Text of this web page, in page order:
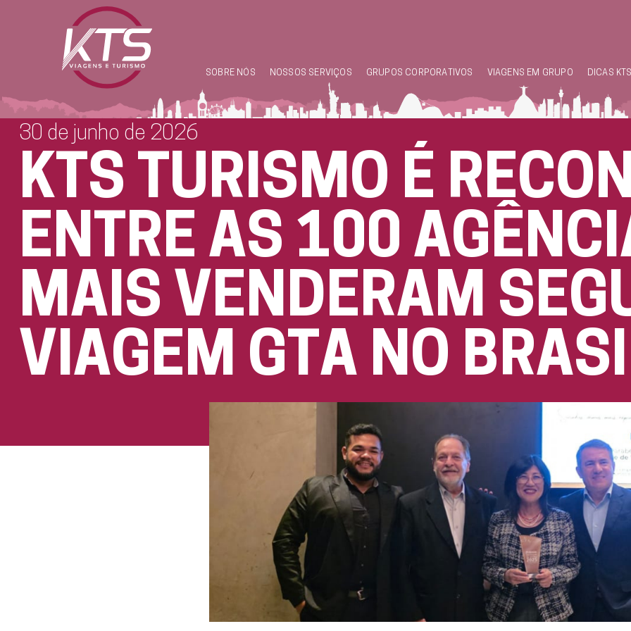
SOBRE NÓS NOSSOS SERVIÇOS GRUPOS CORPORATIVOS VIAGENS EM GRUPO DICAS
30 de junho de 2026
KTS TURISMO É
ENTRE AS 100
MAIS VENDERAM
VIAGEM GTA NO